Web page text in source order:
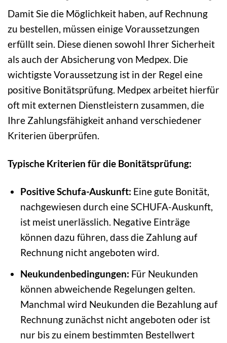
Damit Sie die Möglichkeit haben, auf Rechnung
zu bestellen, müssen einige Voraussetzungen
erfüllt sein. Diese dienen sowohl Ihrer Sicherheit
als auch der Absicherung von Medpex. Die
wichtigste Voraussetzung ist in der Regel eine
positive Bonitätsprüfung. Medpex arbeitet hierfür
oft mit externen Dienstleistern zusammen, die
Ihre Zahlungsfähigkeit anhand verschiedener
Kriterien überprüfen.
Typische Kriterien für die Bonitätsprüfung:
Positive Schufa-Auskunft: Eine gute Bonität,
nachgewiesen durch eine SCHUFA-Auskunft,
ist meist unerlässlich. Negative Einträge
können dazu führen, dass die Zahlung auf
Rechnung nicht angeboten wird.
Neukundenbedingungen: Für Neukunden
können abweichende Regelungen gelten.
Manchmal wird Neukunden die Bezahlung auf
Rechnung zunächst nicht angeboten oder ist
nur bis zu einem bestimmten Bestellwert